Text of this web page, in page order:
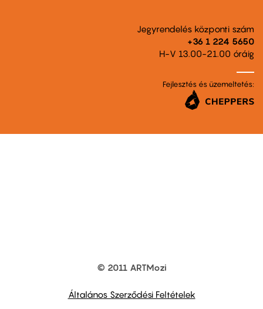
Jegyrendelés központi szám
+36 1 224 5650
H-V 13.00-21.00 óráig
Fejlesztés és üzemeltetés:
© 2011 ARTMozi
Általános Szerződési Feltételek